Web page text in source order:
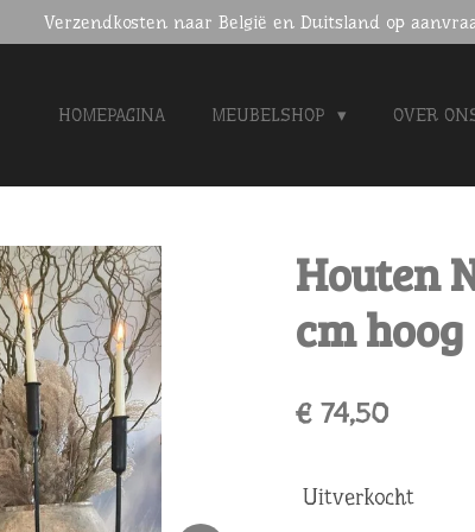
Verzendkosten naar België en Duitsland op
HOMEPAGINA MEUBELSHOP OVER
Houten
cm hoog
€ 74,50
Uitverkocht